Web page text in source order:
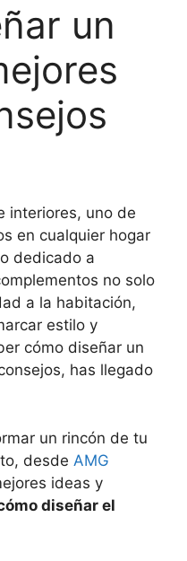
un
interiores, uno de
en cualquier hogar
dedicado a
no solo
a la habitación,
estilo y
cómo diseñar un
has llegado
un rincón de tu
desde AMG
ideas y
diseñar el